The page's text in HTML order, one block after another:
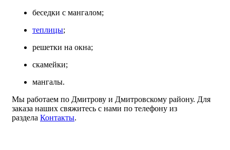
беседки с мангалом;
теплицы;
решетки на окна;
скамейки;
мангалы.
Мы работаем по Дмитрову и Дмитровскому району. Для
заказа наших свяжитесь с нами по телефону из
раздела Контакты.